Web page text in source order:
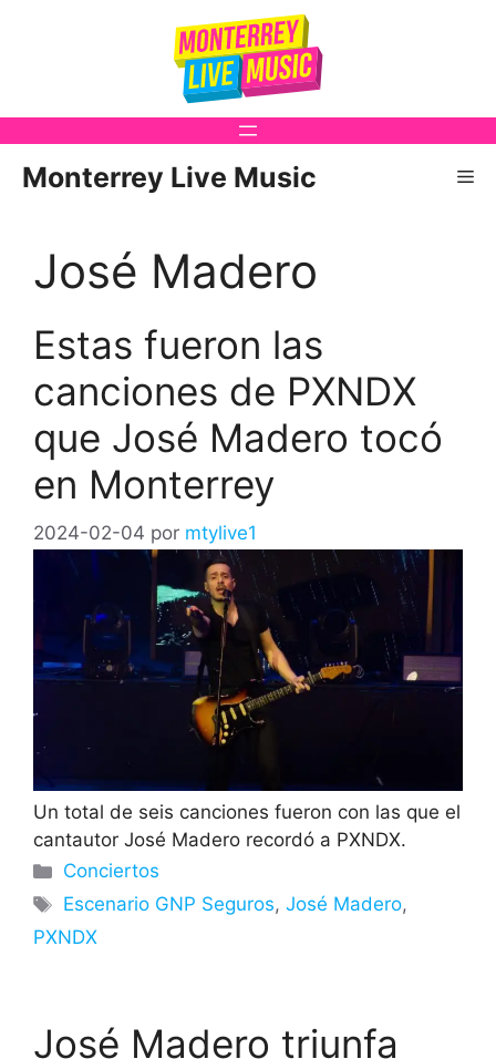
Monterrey Live Music
José Madero
Estas fueron las
canciones de PXNDX
que José Madero tocó
en Monterrey
2024-02-04 por mtylive1
Un total de seis canciones fueron con las que el
cantautor José Madero recordó a PXNDX.
Categorías
Conciertos
Etiquetas
Escenario GNP Seguros,José Madero,
PXNDX
José Madero triunfa